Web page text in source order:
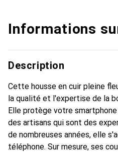
Informations
Description
Cette housse en cuir pleine
la qualité et l'expertise de la
Elle protège votre
des artisans qui sont des
de nombreuses années, elle
téléphone. Sur mesure, ses